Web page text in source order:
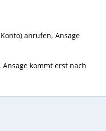
anrufen, Ansage
Ansage kommt erst nach